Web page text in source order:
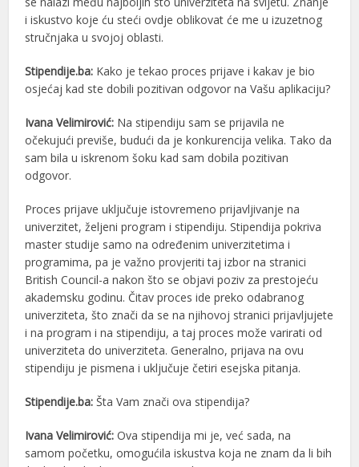
i iskustvo koje ću steći ovdje oblikovat će me u izuzetnog
stručnjaka u svojoj oblasti.
Stipendije.ba: Kako je tekao proces prijave i kakav je bio
osjećaj kad ste dobili pozitivan odgovor na Vašu aplikaciju?
Ivana Velimirović: Na stipendiju sam se prijavila ne
očekujući previše, budući da je konkurencija velika. Tako da
sam bila u iskrenom šoku kad sam dobila pozitivan
odgovor.
Proces prijave uključuje istovremeno prijavljivanje na
univerzitet, željeni program i stipendiju. Stipendija pokriva
master studije samo na određenim univerzitetima i
programima, pa je važno provjeriti taj izbor na stranici
British Council-a nakon što se objavi poziv za prestojeću
akademsku godinu. Čitav proces ide preko odabranog
univerziteta, što znači da se na njihovoj stranici prijavljujete
i na program i na stipendiju, a taj proces može varirati od
univerziteta do univerziteta. Generalno, prijava na ovu
stipendiju je pismena i uključuje četiri esejska pitanja.
Stipendije.ba: Šta Vam znači ova stipendija?
Ivana Velimirović: Ova stipendija mi je, već sada, na
samom početku, omogućila iskustva koja ne znam da li bih